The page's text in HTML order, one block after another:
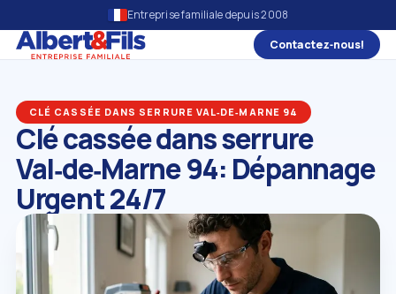
Entreprise familiale depuis 2008
Contactez‑nous!
CLÉ CASSÉE DANS SERRURE VAL‑DE‑MARNE 94
Clé cassée dans serrure
Val‑de‑Marne 94: Dépannage
Urgent 24/7